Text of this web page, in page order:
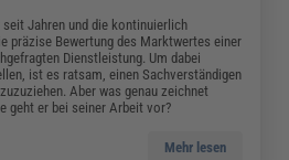
Jahren und die kontinuierlich
präzise Bewertung des Marktwertes einer
Dienstleistung. Um dabei
ist es ratsam, einen Sachverständigen
Aber was genau zeichnet
geht er bei seiner Arbeit vor?
Mehr lesen